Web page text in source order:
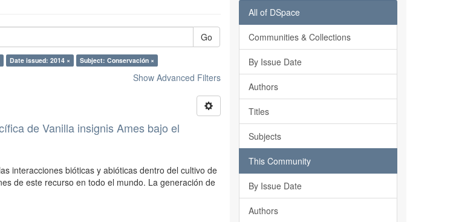
Go
Date issued: 2014 × Subject: Conservación ×
Show Advanced Filters
de Vanilla insignis Ames bajo el
interacciones bióticas y abióticas dentro del cultivo de
de este recurso en todo el mundo. La generación de
All of DSpace
Communities & Collections
By Issue Date
Authors
Titles
Subjects
This Community
By Issue Date
Authors